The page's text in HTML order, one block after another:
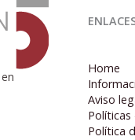
Home
Aviso
Políticas
Política